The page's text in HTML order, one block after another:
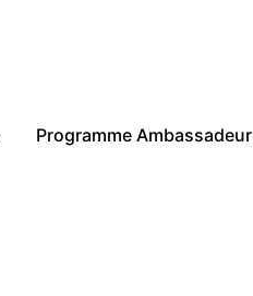
Programme Ambassadeur